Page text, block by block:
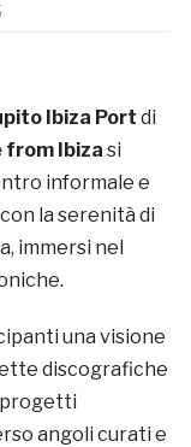
Ibiza Port di
from Ibiza si
informale e
la serenità di
immersi nel
una visione
discografiche
angoli curati e